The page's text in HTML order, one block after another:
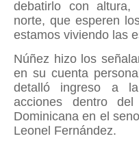
debatirlo con
norte, que esperen
estamos viviendo las
Núñez hizo los
en su cuenta
detalló ingreso a
acciones dentro
Dominicana en el
Leonel Fernández.